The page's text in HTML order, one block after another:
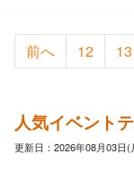
前へ 12 13
人気イベント
更新日：2026年08月03日(